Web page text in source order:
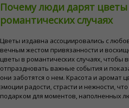
Почему люди дарят цветы
романтических случаях
Цветы издавна ассоциировались с
вечным жестом привязанности и
цветы в романтических случаях, чтобы
отпраздновать важные события и
они заботятся о нем. Красота и аромат
эмоции радости, страсти и нежности,
подарком для моментов, наполненных